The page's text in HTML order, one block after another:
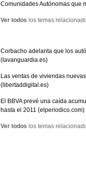
Comunidades Autónomas que
Ver todos los temas
Corbacho adelanta que los
(lavanguardia.es)
Las ventas de viviendas
(libertaddigital.es)
El BBVA prevé una caída
hasta el 2011 (elperiodico.com)
Ver todos los temas